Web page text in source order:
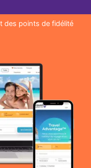
des points de fidélité